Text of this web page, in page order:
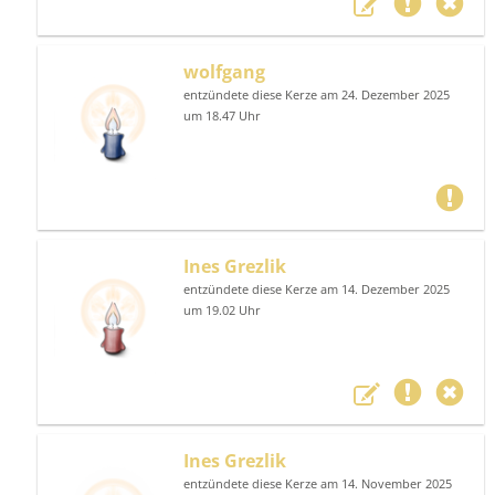
wolfgang
entzündete diese Kerze am 24. Dezember 2025
um 18.47 Uhr
Ines Grezlik
entzündete diese Kerze am 14. Dezember 2025
um 19.02 Uhr
Ines Grezlik
entzündete diese Kerze am 14. November 2025